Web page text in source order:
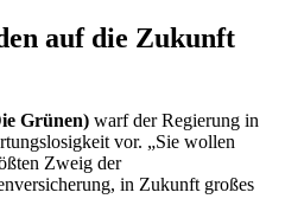
auf die Zukunft
Grünen) warf der Regierung in
vor. „Sie wollen
Zweig der
in Zukunft großes